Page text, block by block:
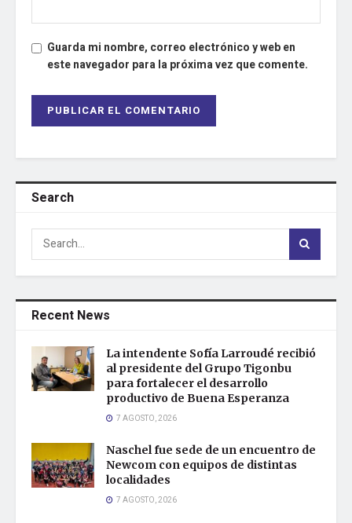
Guarda mi nombre, correo electrónico y web en
este navegador para la próxima vez que comente.
Search
Recent News
La intendente Sofía Larroudé recibió
al presidente del Grupo Tigonbu
para fortalecer el desarrollo
productivo de Buena Esperanza
7 AGOSTO, 2026
Naschel fue sede de un encuentro de
Newcom con equipos de distintas
localidades
7 AGOSTO, 2026